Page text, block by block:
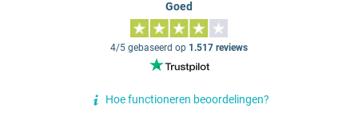
Goed
4/5 gebaseerd op 1.517 reviews
Hoe functioneren beoordelingen?